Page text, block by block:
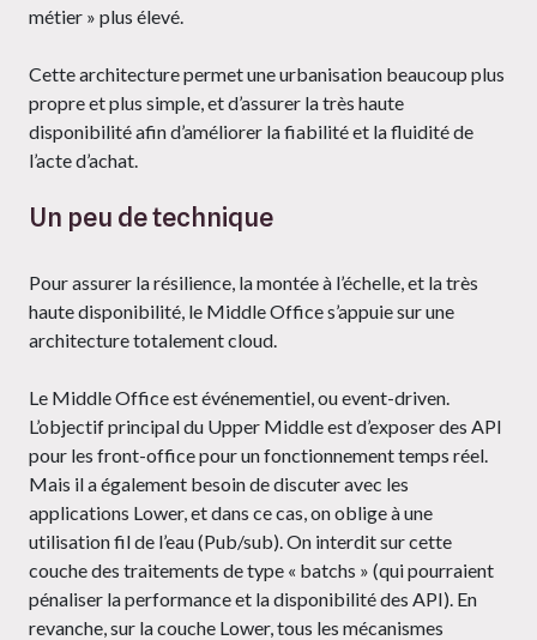
métier » plus élevé.
Cette architecture permet une urbanisation beaucoup plus
propre et plus simple, et d’assurer la très haute
disponibilité afin d’améliorer la fiabilité et la fluidité de
l’acte d’achat.
Un peu de technique
Pour assurer la résilience, la montée à l’échelle, et la très
haute disponibilité, le Middle Office s’appuie sur une
architecture totalement cloud.
Le Middle Office est événementiel, ou event-driven.
L’objectif principal du Upper Middle est d’exposer des API
pour les front-office pour un fonctionnement temps réel.
Mais il a également besoin de discuter avec les
applications Lower, et dans ce cas, on oblige à une
utilisation fil de l’eau (Pub/sub). On interdit sur cette
couche des traitements de type « batchs » (qui pourraient
pénaliser la performance et la disponibilité des API). En
revanche, sur la couche Lower, tous les mécanismes